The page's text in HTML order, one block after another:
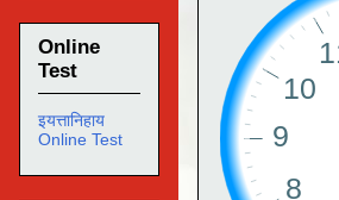
Online
Test
इयत्तानिहाय
Online Test